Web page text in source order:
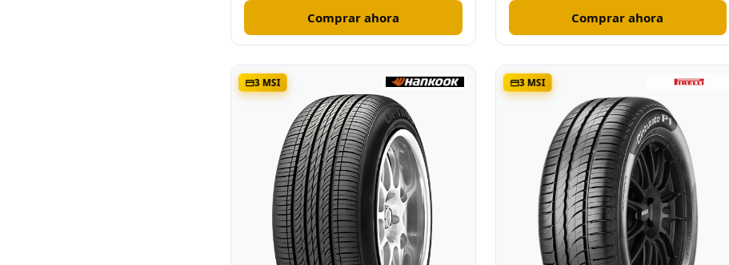
Comprar ahora Comprar ahora
3 MSI 3 MSI